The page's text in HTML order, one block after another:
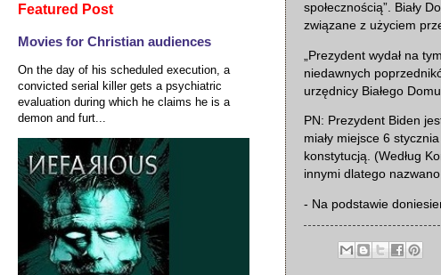
społecznością”. Biały
związane z użyciem
„Prezydent wydał na
niedawnych
urzędnicy Białego Domu.
PN: Prezydent Biden
miały miejsce 6
konstytucją. (Według
innymi dlatego
- Na podstawie
Featured Post
Movies for Christian audiences
On the day of his scheduled execution, a
convicted serial killer gets a psychiatric
evaluation during which he claims he is a
demon and furt...